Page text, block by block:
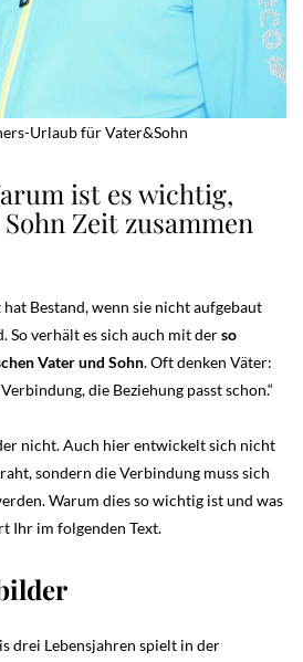
Urlaub für Vater&Sohn
ist es wichtig,
Zeit zusammen
Bestand, wenn sie nicht aufgebaut
So verhält es sich auch mit derso
Vater und Sohn. Oft denken Väter:
die Beziehung passt schon.“
nicht. Auch hier entwickelt sich nicht
sondern die Verbindung muss sich
Warum dies so wichtig ist und was
Ihr im folgenden Text.
drei Lebensjahren spielt in der